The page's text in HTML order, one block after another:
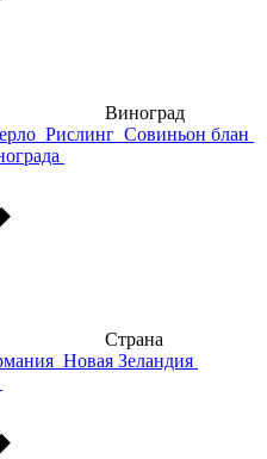
Виноград
Рислинг Совиньон блан
Страна
Новая Зеландия